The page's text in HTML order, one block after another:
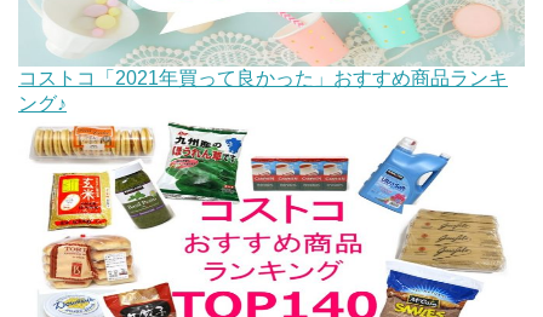
コストコ「2021年買って良かった」おすすめ商品ランキ
ング♪